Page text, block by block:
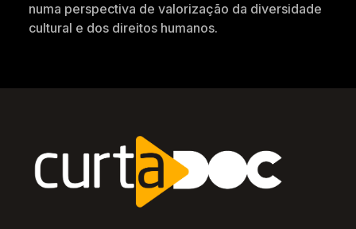
numa perspectiva de valorização da diversidade
cultural e dos direitos humanos.